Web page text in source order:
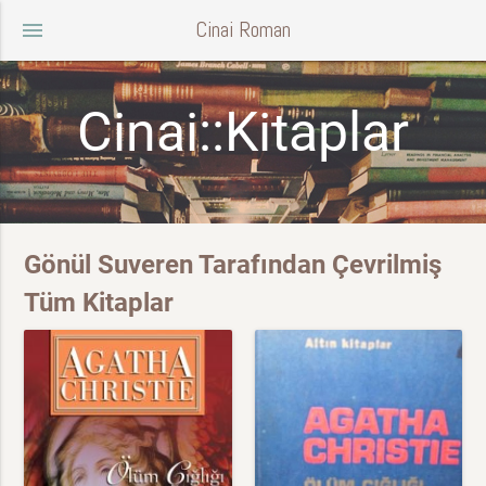
menu Cinai Roman
Cinai::Kitaplar
Gönül Suveren Tarafından Çevrilmiş
Tüm Kitaplar